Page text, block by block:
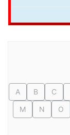
A B C
M
N O